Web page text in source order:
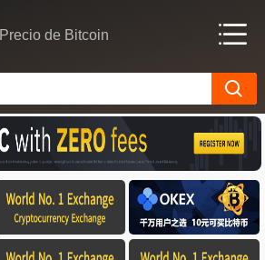
Precio de Bitcoin